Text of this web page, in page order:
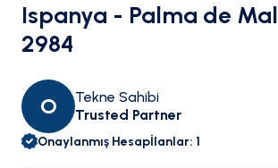
Ispanya - Palma de
2984
O
Tekne Sahibi
Trusted Partner
Onaylanmış Hesapİlanlar: 1